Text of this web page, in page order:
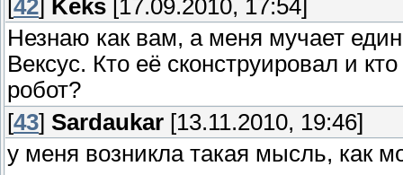
[42] Keks [17.09.2010, 17:54]
Незнаю как вам, а меня мучает
Вексус. Кто её сконструировал и
робот?
[43] Sardaukar [13.11.2010, 19:46]
у меня возникла такая мысль, как